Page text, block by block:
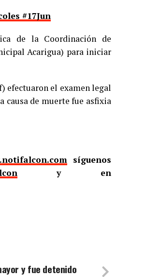
#17Jun
de la Coordinación de
Acarigua) para iniciar
efectuaron el examen legal
de muerte fue asfixia
síguenos
y en
y fue detenido